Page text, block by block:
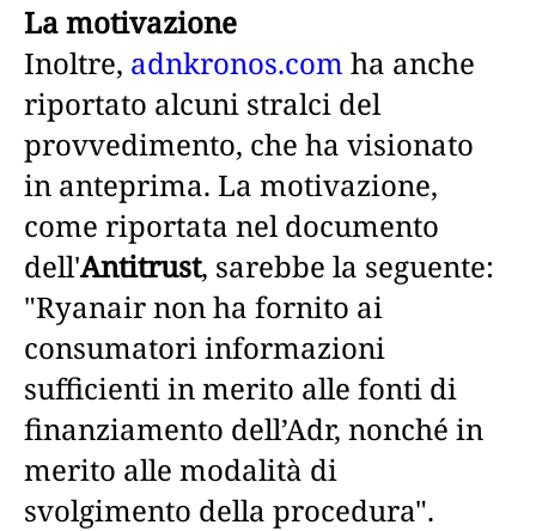
La motivazione
Inoltre, adnkronos.com ha anche
riportato alcuni stralci del
provvedimento, che ha visionato
in anteprima. La motivazione,
come riportata nel documento
dell'Antitrust, sarebbe la seguente:
"Ryanair non ha fornito ai
consumatori informazioni
sufficienti in merito alle fonti di
finanziamento dell’Adr, nonché in
merito alle modalità di
svolgimento della procedura".